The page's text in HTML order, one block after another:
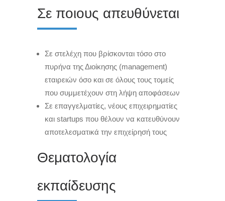
Σε ποιους απευθύνεται
Σε στελέχη που βρίσκονται τόσο στο
πυρήνα της Διοίκησης (management)
εταιρειών όσο και σε όλους τους τομείς
που συμμετέχουν στη λήψη αποφάσεων
Σε επαγγελματίες, νέους επιχειρηματίες
και startups που θέλουν να κατευθύνουν
αποτελεσματικά την επιχείρησή τους
Θεματολογία
εκπαίδευσης